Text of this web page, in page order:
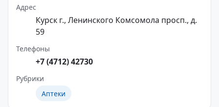
Адрес
Курск г., Ленинского Комсомола просп., д.
59
Телефоны
+7 (4712) 42730
Рубрики
Аптеки